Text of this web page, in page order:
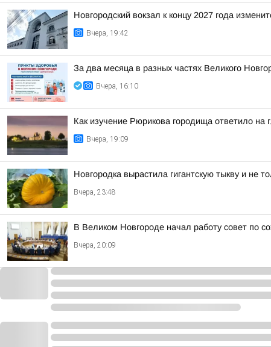
Новгородский вокзал к концу 2027 года
Вчера, 19:42
За два месяца в разных частях Великого
Вчера, 16:10
Как изучение Рюрикова городища ответило на
Вчера, 19:09
Новгородка вырастила гигантскую тыкву и не
Вчера, 23:48
В Великом Новгороде начал работу совет по
Вчера, 20:09